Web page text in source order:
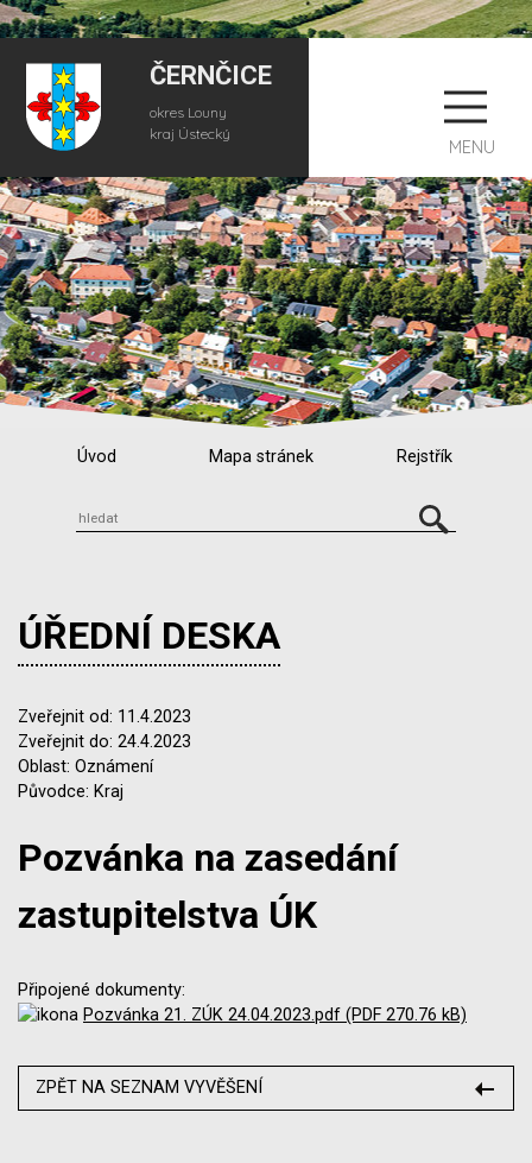
ČERNČICE
okres Louny
kraj Ústecký
MENU
Úvod Mapa stránek Rejstřík
ÚŘEDNÍ DESKA
Zveřejnit od: 11.4.2023
Zveřejnit do: 24.4.2023
Oblast: Oznámení
Původce: Kraj
Pozvánka na zasedání
zastupitelstva ÚK
Připojené dokumenty:
Pozvánka 21. ZÚK 24.04.2023.pdf (PDF 270.76 kB)
ZPĚT NA SEZNAM VYVĚŠENÍ